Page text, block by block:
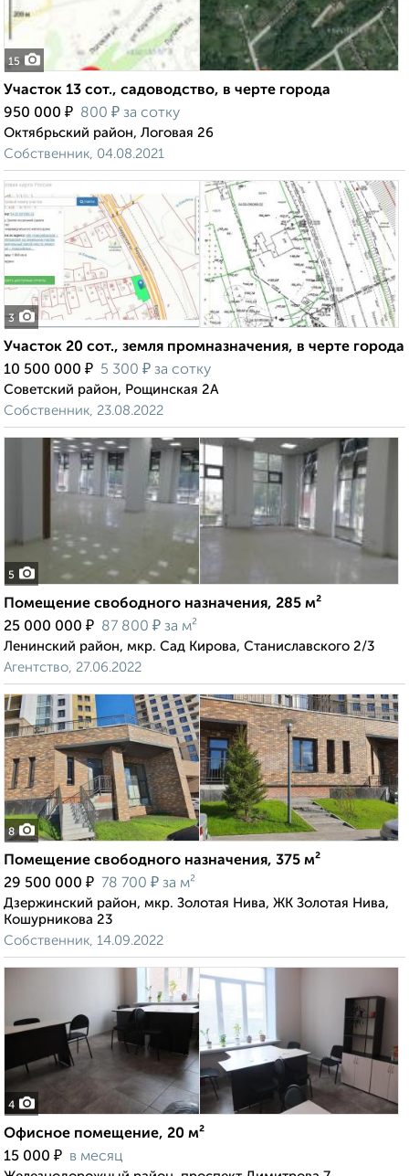
15
Участок 13 сот., садоводство, в черте города
950 000 ₽ 800 ₽ за сотку
Октябрьский район, Логовая 26
Собственник, 04.08.2021
3
Участок 20 сот., земля промназначения, в черте города
10 500 000 ₽ 5 300 ₽ за сотку
Советский район, Рощинская 2А
Собственник, 23.08.2022
5
Помещение свободного назначения, 285 м²
25 000 000 ₽ 87 800 ₽ за м²
Ленинский район, мкр. Сад Кирова, Станиславского 2/3
Агентство, 27.06.2022
8
Помещение свободного назначения, 375 м²
29 500 000 ₽ 78 700 ₽ за м²
Дзержинский район, мкр. Золотая Нива, ЖК Золотая Нива,
Кошурникова 23
Собственник, 14.09.2022
4
Офисное помещение, 20 м²
15 000 ₽ в месяц